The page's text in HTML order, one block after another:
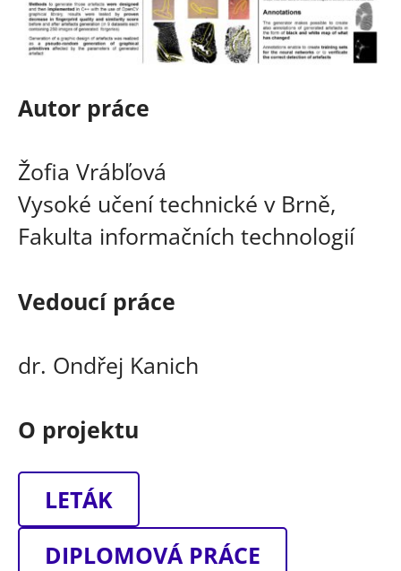
Autor práce
Žofia Vrábľová
Vysoké učení technické v Brně,
Fakulta informačních technologií
Vedoucí práce
dr. Ondřej Kanich
O projektu
LETÁK
DIPLOMOVÁ PRÁCE